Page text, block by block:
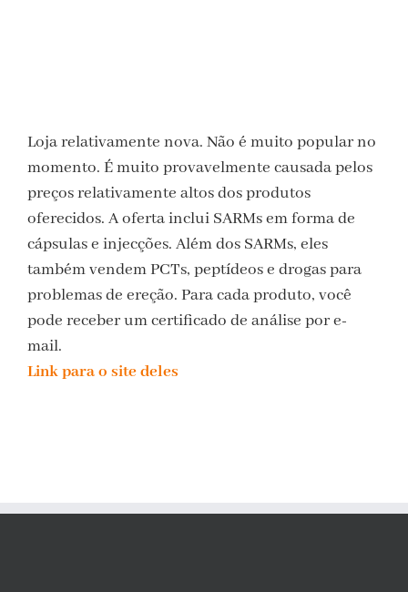
Loja relativamente nova. Não é muito popular no
momento. É muito provavelmente causada pelos
preços relativamente altos dos produtos
oferecidos. A oferta inclui SARMs em forma de
cápsulas e injecções. Além dos SARMs, eles
também vendem PCTs, peptídeos e drogas para
problemas de ereção. Para cada produto, você
pode receber um certificado de análise por e-
mail.
Link para o site deles